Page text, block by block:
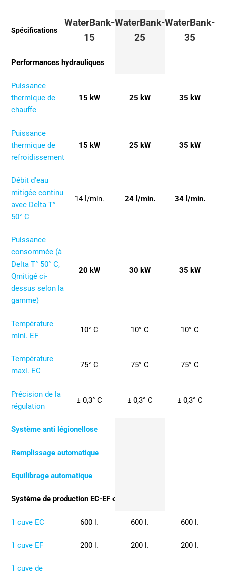
Spécifications
WaterBank-
15
WaterBank-
25
WaterBank-
35
Performances hydrauliques
Puissance
thermique de
chauffe
15 kW 25 kW 35 kW
Puissance
thermique de
refroidissement
15 kW 25 kW 35 kW
Débit d'eau
mitigée continu
avec Delta T°
50° C
14 l/min. 24 l/min. 34 l/min.
Puissance
consommée (à
Delta T° 50° C,
Qmitigé ci-
dessus selon la
gamme)
20 kW 30 kW 35 kW
Température
mini. EF
10° C 10° C 10° C
Température
maxi. EC
75° C 75° C 75° C
Précision de la
régulation
± 0,3° C ± 0,3° C ± 0,3° C
Système anti légionellose
Remplissage automatique
Equilibrage automatique
Système de production EC-EF constitué de :
1 cuve EC 600 l. 600 l. 600 l.
1 cuve EF 200 l. 200 l. 200 l.
1 cuve de